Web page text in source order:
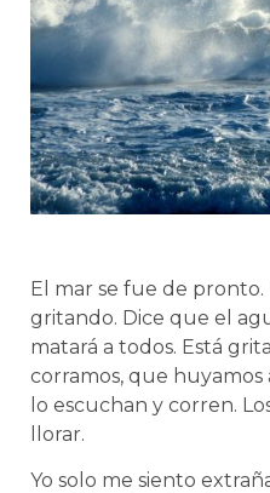
El mar se fue de
gritando. Dice que el
matará a todos. Está
corramos, que huyamos
lo escuchan y corren.
llorar.
Yo solo me siento